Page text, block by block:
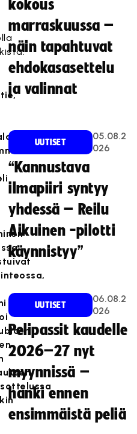
kokous
marraskuussa –
näin tapahtuvat
ehdokasasettelu
ja valinnat
UUTISET
05.08.2
026
“Kannustava
ilmapiiri syntyy
yhdessä – Reilu
Aikuinen -pilotti
käynnistyy”
UUTISET
06.08.2
026
Pelipassit kaudelle
2026–27 nyt
myynnissä –
hanki ennen
ensimmäistä peliä